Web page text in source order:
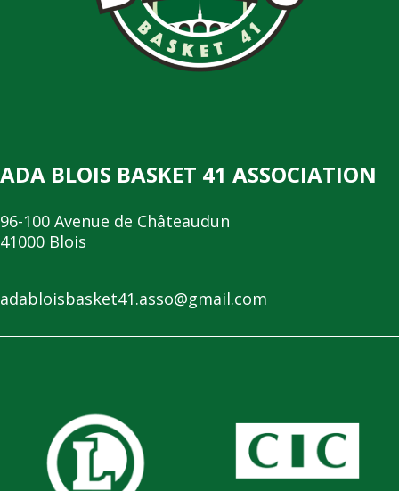
ADA BLOIS BASKET 41 ASSOCIATION
96-100 Avenue de Châteaudun
41000 Blois
adabloisbasket41.asso@gmail.com